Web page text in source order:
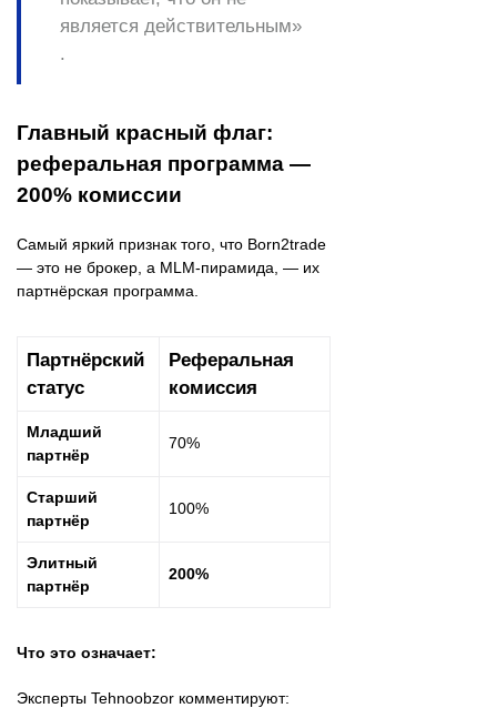
является действительным»
.
Главный красный флаг:
реферальная программа —
200% комиссии
Самый яркий признак того, что Born2trade
— это не брокер, а MLM-пирамида, — их
партнёрская программа.
Партнёрский
статус
Реферальная
комиссия
Младший
партнёр
70%
Старший
партнёр
100%
Элитный
партнёр
200%
Что это означает:
Эксперты Tehnoobzor комментируют: